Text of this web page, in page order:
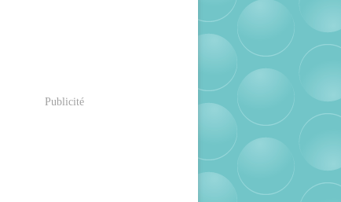
Publicité